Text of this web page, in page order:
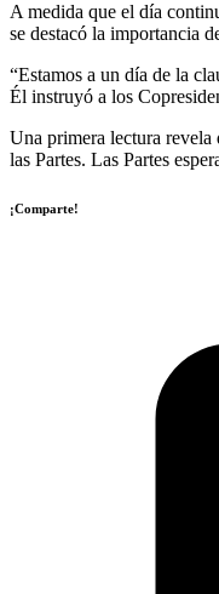
A medida que el día
se destacó la importancia
“Estamos a un día de la
Él instruyó a los
Una primera lectura revela
las Partes. Las Partes
¡Comparte!